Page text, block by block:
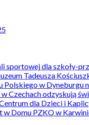
sportowej dla szkoły-
Tadeusza
Polskiego w Dyneburgu
Czechach odzyskują
dla Dzieci i
w Domu PZKO w